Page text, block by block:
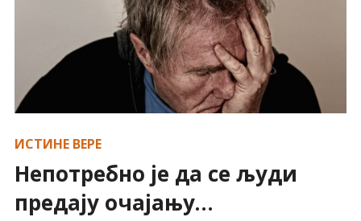
ИСТИНЕ ВЕРЕ
Непотребно је да се људи
предају очајању…